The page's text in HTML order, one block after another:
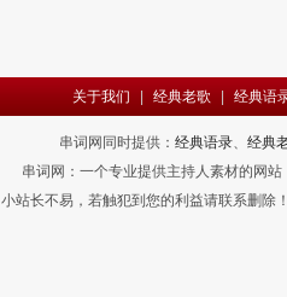
关于我们 经典老歌 经典语
串词网同时提供： 经典语录、 经典
串词网：一个专业提供主持人素材的网站
小站长不易，若触犯到您的利益请联系删除